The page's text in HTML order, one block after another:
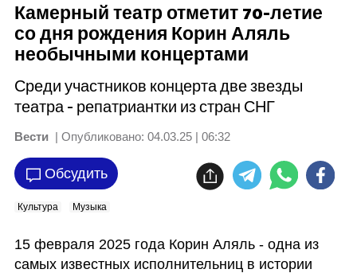
Камерный театр отметит 70-летие
со дня рождения Корин Аляль
необычными концертами
Среди участников концерта две звезды
театра - репатриантки из стран СНГ
Вести | Опубликовано: 04.03.25 | 06:32
Обсудить
Культура Музыка
15 февраля 2025 года Корин Аляль - одна из
самых известных исполнительниц в истории